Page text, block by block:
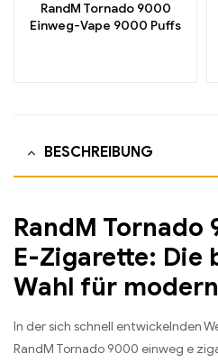
RandM Tornado 9000
Einweg-Vape 9000 Puffs
BESCHREIBUNG
RandM Tornado
E-Zigarette: Die
Wahl für
In der sich schnell entwickelnden
RandM Tornado 9000 einweg e